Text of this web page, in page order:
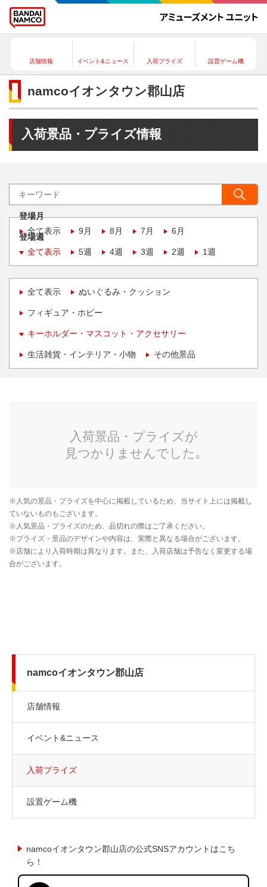
店舗情報 イベント&ニュース 入荷プライズ 設置ゲーム機
namcoイオンタウン郡山店
入荷景品・プライズ情報
登場月
全て表示
9月 8月 7月 6月
登場週
全て表示
5週 4週 3週 2週 1週
全て表示 ぬいぐるみ・クッション
フィギュア・ホビー
キーホルダー・マスコット・アクセサリー
生活雑貨・インテリア・小物 その他景品
namcoイオンタウン郡山店
店舗情報
イベント&ニュース
入荷プライズ
設置ゲーム機
namcoイオンタウン郡山店の公式SNSアカウントはこち
ら！